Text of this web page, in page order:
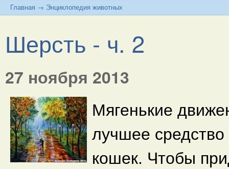
Главная → Энциклопедия животных
Шерсть - ч. 2
27 ноября 2013
Мягенькие
лучшее
кошек. Чтобы